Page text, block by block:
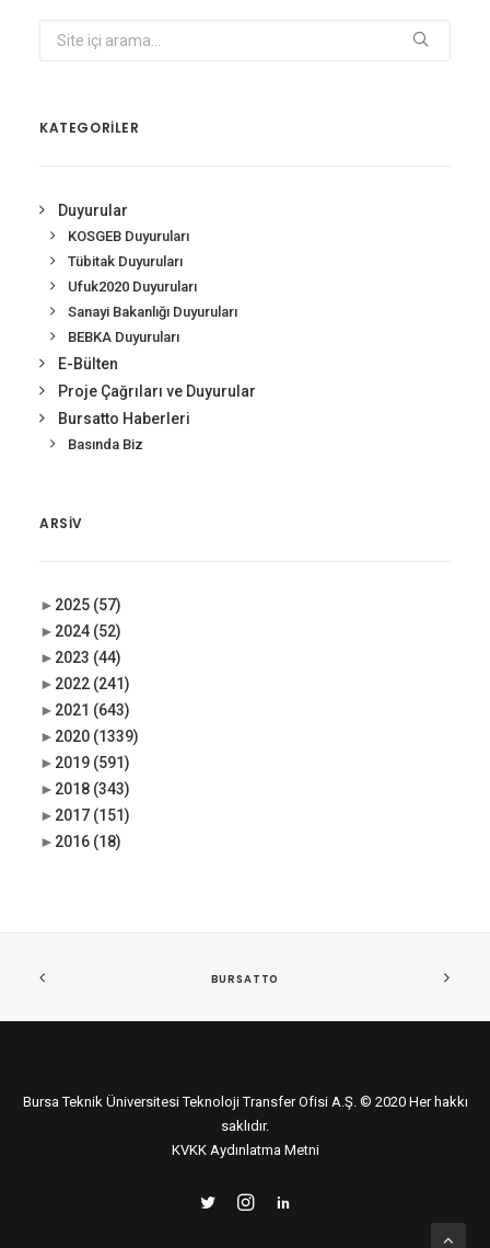
KATEGORİLER
Duyurular
KOSGEB Duyuruları
Tübitak Duyuruları
Ufuk2020 Duyuruları
Sanayi Bakanlığı Duyuruları
BEBKA Duyuruları
E-Bülten
Proje Çağrıları ve Duyurular
Bursatto Haberleri
Basında Biz
ARSIV
► 2025 (57)
► 2024 (52)
► 2023 (44)
► 2022 (241)
► 2021 (643)
► 2020 (1339)
► 2019 (591)
► 2018 (343)
► 2017 (151)
► 2016 (18)
BURSATTO
Bursa Teknik Üniversitesi Teknoloji Transfer Ofisi A.Ş. © 2020 Her hakkı
saklıdır.
KVKK Aydınlatma Metni